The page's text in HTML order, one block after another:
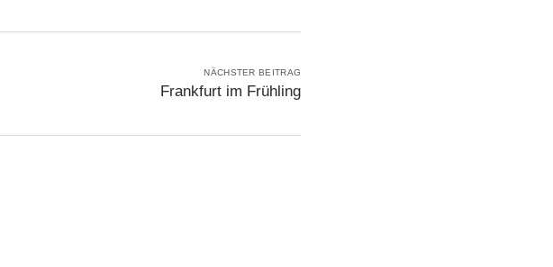
NÄCHSTER BEITRAG
Frankfurt im Frühling